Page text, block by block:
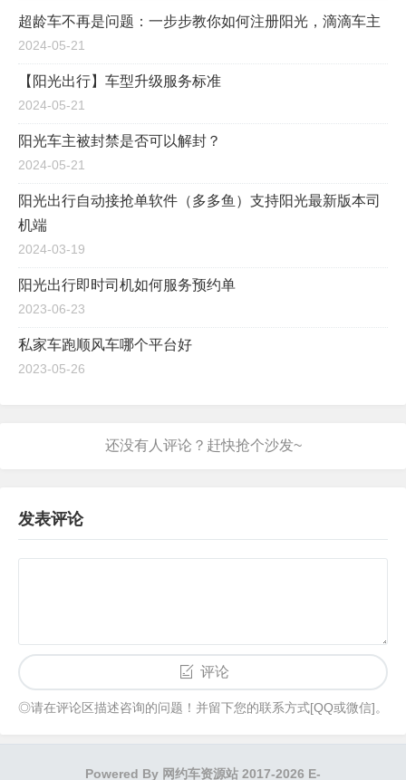
超龄车不再是问题：一步步教你如何注册阳光，滴滴车主
2024-05-21
【阳光出行】车型升级服务标准
2024-05-21
阳光车主被封禁是否可以解封？
2024-05-21
阳光出行自动接抢单软件（多多鱼）支持阳光最新版本司
机端
2024-03-19
阳光出行即时司机如何服务预约单
2023-06-23
私家车跑顺风车哪个平台好
2023-05-26
发表评论
评论
◎请在评论区描述咨询的问题！并留下您的联系方式[QQ或微信]。
Powered By 网约车资源站 2017-2026 E-